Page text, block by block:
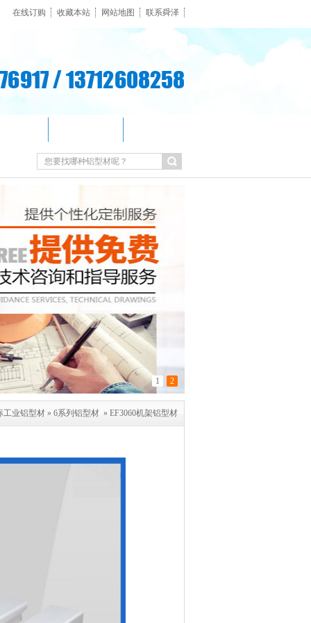
在线订购 收藏本站 网站地图 联系舜泽
1 2
工业铝型材 » 6系列铝型材 » EF3060机架铝型材